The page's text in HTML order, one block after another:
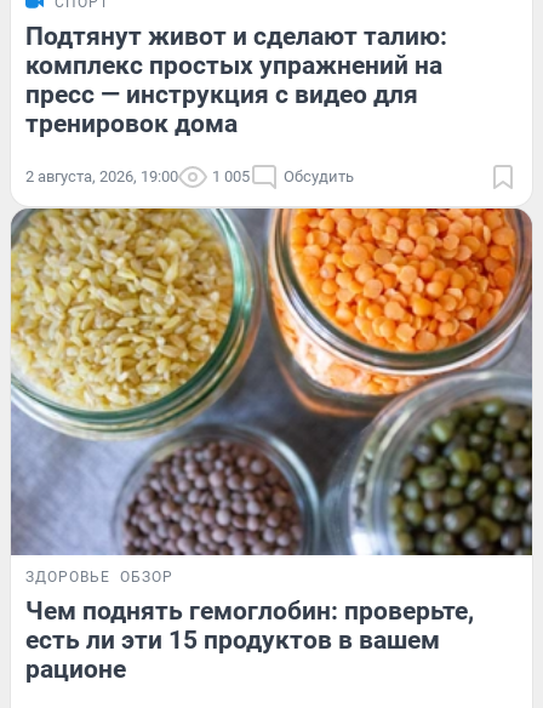
Подтянут живот и сделают талию:
комплекс простых упражнений на
пресс — инструкция с видео для
тренировок дома
2 августа, 2026, 19:00 1 005 Обсудить
ЗДОРОВЬЕ ОБЗОР
Чем поднять гемоглобин: проверьте,
есть ли эти 15 продуктов в вашем
рационе